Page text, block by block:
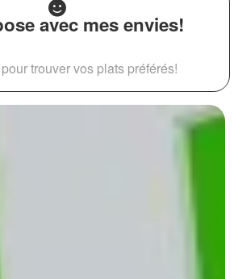
avec mes envies!
trouver vos plats préférés!